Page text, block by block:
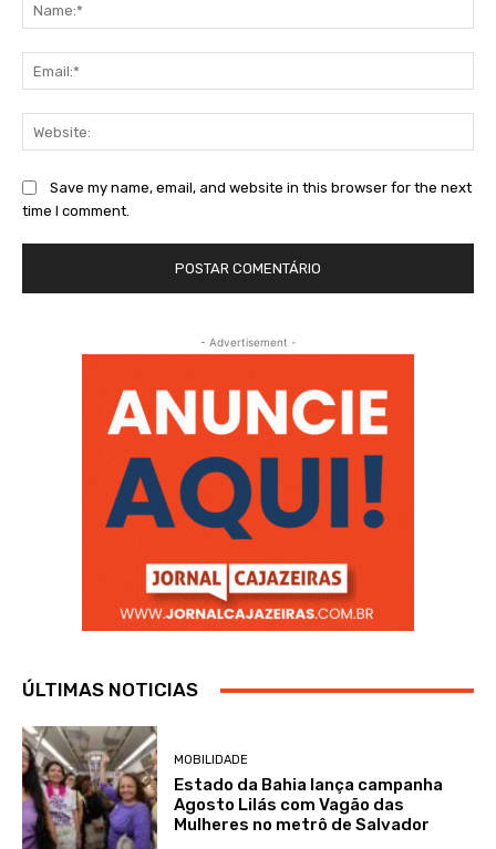
Save my name, email, and website in this browser for the next
time I comment.
- Advertisement -
ÚLTIMAS NOTICIAS
MOBILIDADE
Estado da Bahia lança campanha
Agosto Lilás com Vagão das
Mulheres no metrô de Salvador